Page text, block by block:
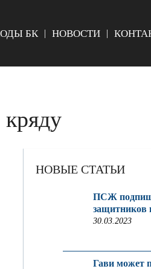
БК НОВОСТИ
НОВЫЕ СТАТЬИ
ПСЖ
защитников
30.03.2023
Гави может